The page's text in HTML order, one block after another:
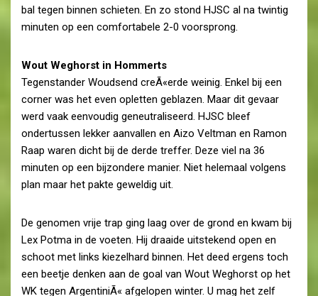
bal tegen binnen schieten. En zo stond HJSC al na twintig
minuten op een comfortabele 2-0 voorsprong.
Wout Weghorst in Hommerts
Tegenstander Woudsend creÃ«erde weinig. Enkel bij een
corner was het even opletten geblazen. Maar dit gevaar
werd vaak eenvoudig geneutraliseerd. HJSC bleef
ondertussen lekker aanvallen en Aizo Veltman en Ramon
Raap waren dicht bij de derde treffer. Deze viel na 36
minuten op een bijzondere manier. Niet helemaal volgens
plan maar het pakte geweldig uit.
De genomen vrije trap ging laag over de grond en kwam bij
Lex Potma in de voeten. Hij draaide uitstekend open en
schoot met links kiezelhard binnen. Het deed ergens toch
een beetje denken aan de goal van Wout Weghorst op het
WK tegen ArgentiniÃ« afgelopen winter. U mag het zelf